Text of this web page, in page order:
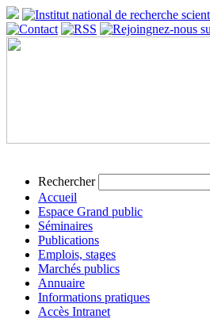
Rechercher
Accueil
Espace Grand public
Séminaires
Publications
Emplois, stages
Marchés publics
Annuaire
Informations pratiques
Accès Intranet